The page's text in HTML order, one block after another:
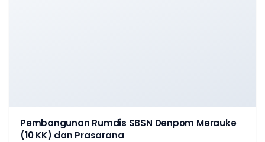
Pembangunan Rumdis SBSN Denpom Merauke
(10 KK) dan Prasarana